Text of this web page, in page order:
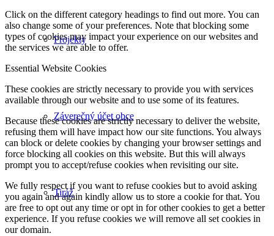
Projekty
Záverečný účet obce
Tiráž
Click on the different category headings to find out more. You can
also change some of your preferences. Note that blocking some
types of cookies may impact your experience on our websites and
the services we are able to offer.
Essential Website Cookies
These cookies are strictly necessary to provide you with services
available through our website and to use some of its features.
Because these cookies are strictly necessary to deliver the website,
refusing them will have impact how our site functions. You always
can block or delete cookies by changing your browser settings and
force blocking all cookies on this website. But this will always
prompt you to accept/refuse cookies when revisiting our site.
We fully respect if you want to refuse cookies but to avoid asking
you again and again kindly allow us to store a cookie for that. You
are free to opt out any time or opt in for other cookies to get a better
experience. If you refuse cookies we will remove all set cookies in
our domain.